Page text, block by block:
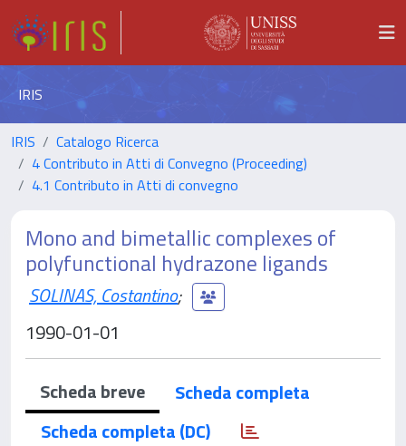
IRIS
IRIS
Catalogo Ricerca
4 Contributo in Atti di Convegno (Proceeding)
4.1 Contributo in Atti di convegno
Mono and bimetallic complexes of
polyfunctional hydrazone ligands
SOLINAS, Costantino;
1990-01-01
Scheda breve
Scheda completa
Scheda completa (DC)